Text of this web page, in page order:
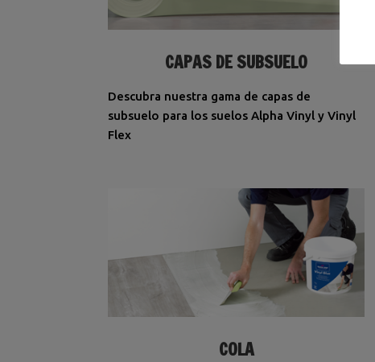
CAPAS DE SUBSUELO
Descubra nuestra gama de capas de
subsuelo para los suelos Alpha Vinyl y Vinyl
Flex
COLA